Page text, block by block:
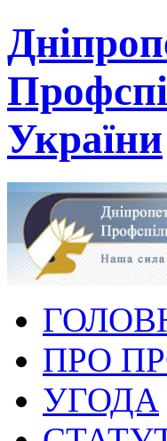
України
ПРО
УГОДА